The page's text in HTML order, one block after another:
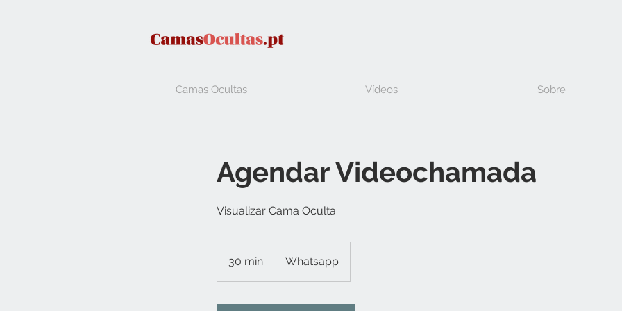
Camas Ocultas Vídeos Sobre
Agendar Videochamada
Visualizar Cama Oculta
30 min Whatsapp